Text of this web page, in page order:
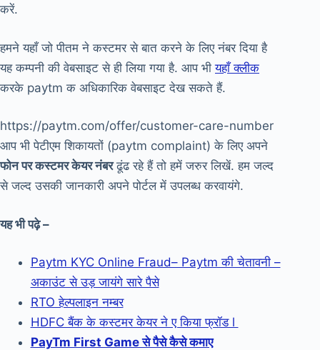
करें.
हमने यहाँ जो पीतम ने कस्टमर से बात करने के लिए नंबर दिया है
यह कम्पनी की वेबसाइट से ही लिया गया है. आप भीयहाँ क्लीक
करके paytm क अधिकारिक वेबसाइट देख सकते हैं.
https://paytm.com/offer/customer-care-number
आप भी पेटीएम शिकायतों (paytm complaint) के लिए अपने
फोन पर कस्टमर केयर नंबरढूंढ रहे हैं तो हमें जरुर लिखें. हम जल्द
से जल्द उसकी जानकारी अपने पोर्टल में उपलब्ध करवायंगे.
यह भी पढ़े –
Paytm KYC Online Fraud– Paytm की चेतावनी –
अकाउंट से उड़ जायंगे सारे पैसे
RTO हेल्पलाइन नम्बर
HDFC बैंक के कस्टमर केयर ने ए किया फ्रॉड l
PayTm First Game से पैसे कैसे कमाए